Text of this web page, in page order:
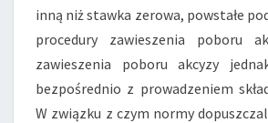
inną niż stawka zerowa, powstałe
procedury zawieszenia poboru
zawieszenia poboru akcyzy
bezpośrednio z prowadzeniem
W związku z czym normy